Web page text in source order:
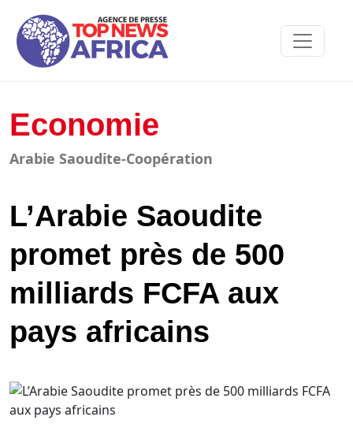
Economie
Arabie Saoudite-Coopération
L’Arabie Saoudite
promet près de 500
milliards FCFA aux
pays africains